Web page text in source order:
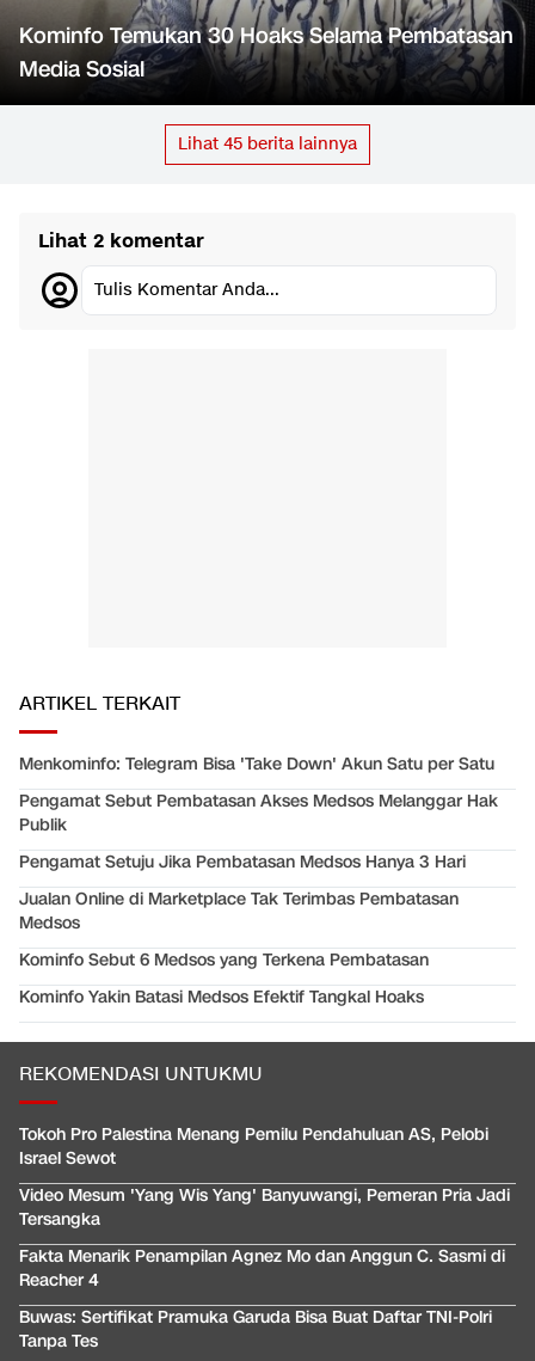
Kominfo Temukan 30 Hoaks Selama Pembatasan
Media Sosial
Lihat 45 berita lainnya
Lihat 2 komentar
Tulis Komentar Anda...
ARTIKEL TERKAIT
Menkominfo: Telegram Bisa 'Take Down' Akun Satu per Satu
Pengamat Sebut Pembatasan Akses Medsos Melanggar Hak
Publik
Pengamat Setuju Jika Pembatasan Medsos Hanya 3 Hari
Jualan Online di Marketplace Tak Terimbas Pembatasan
Medsos
Kominfo Sebut 6 Medsos yang Terkena Pembatasan
Kominfo Yakin Batasi Medsos Efektif Tangkal Hoaks
REKOMENDASI UNTUKMU
Tokoh Pro Palestina Menang Pemilu Pendahuluan AS, Pelobi
Israel Sewot
Video Mesum 'Yang Wis Yang' Banyuwangi, Pemeran Pria Jadi
Tersangka
Fakta Menarik Penampilan Agnez Mo dan Anggun C. Sasmi di
Reacher 4
Buwas: Sertifikat Pramuka Garuda Bisa Buat Daftar TNI-Polri
Tanpa Tes